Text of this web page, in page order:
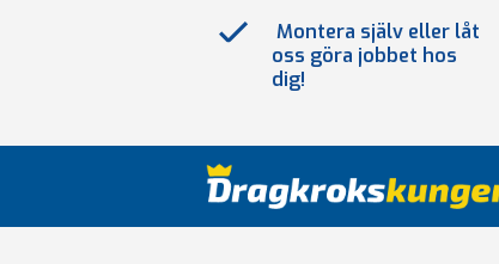
Montera själv eller låt
oss göra jobbet hos
dig!